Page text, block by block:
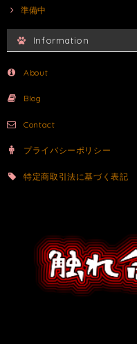
準備中
Information
About
Blog
Contact
プライバシーポリシー
特定商取引法に基づく表記